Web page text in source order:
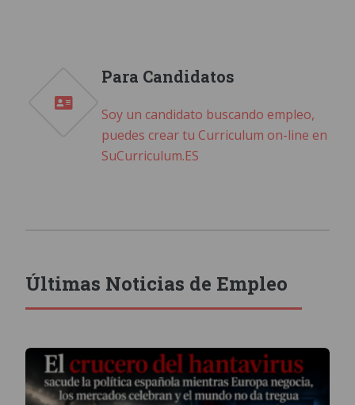
Para Candidatos
Soy un candidato buscando empleo,
puedes crear tu Curriculum on-line en
SuCurriculum.ES
Últimas Noticias de Empleo